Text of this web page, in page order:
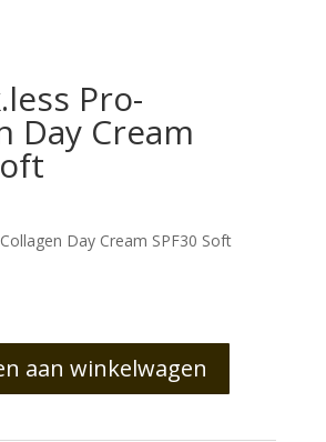
Pro-
Day Cream
Day Cream SPF30 Soft
aan winkelwagen